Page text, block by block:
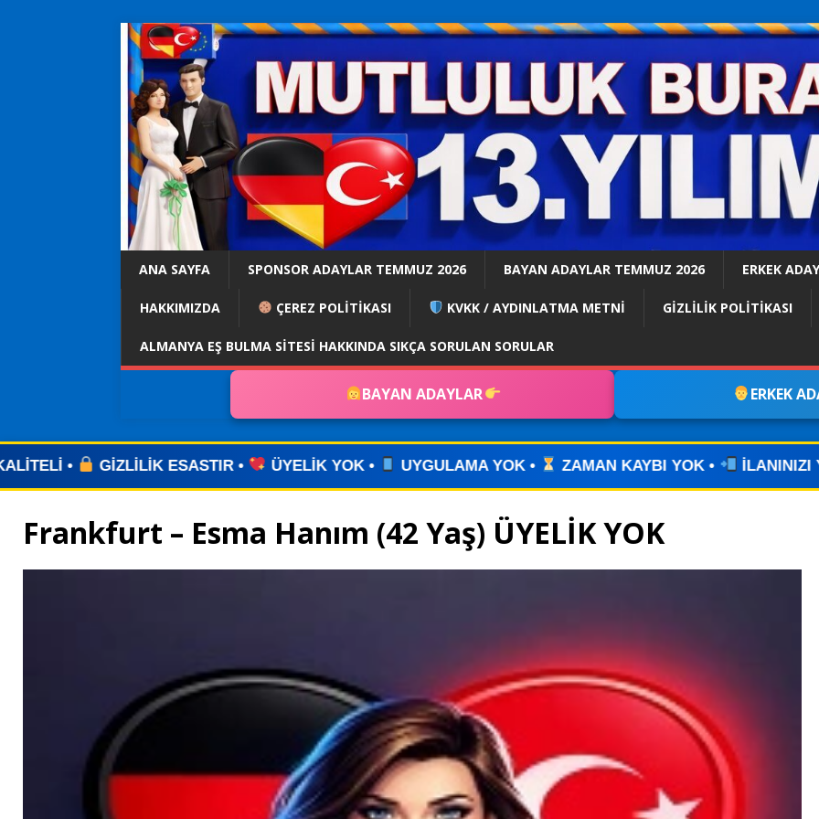
ANA SAYFA SPONSOR ADAYLAR TEMMUZ 2026 BAYAN ADAYLAR TEMMUZ 2026 ERKEK
HAKKIMIZDA ÇEREZ POLİTİKASI KVKK / AYDINLATMA METNİ GİZLİLİK POLİTİKASI
ALMANYA EŞ BULMA SITESI HAKKINDA SIKÇA SORULAN SORULAR
BAYAN ADAYLAR ERKEK
• ÜYELİK YOK • UYGULAMA YOK • ZAMAN KAYBI YOK • İLANINIZI YAYINLAYIN • WHATSAPP
Frankfurt – Esma Hanım (42 Yaş) ÜYELİK YOK